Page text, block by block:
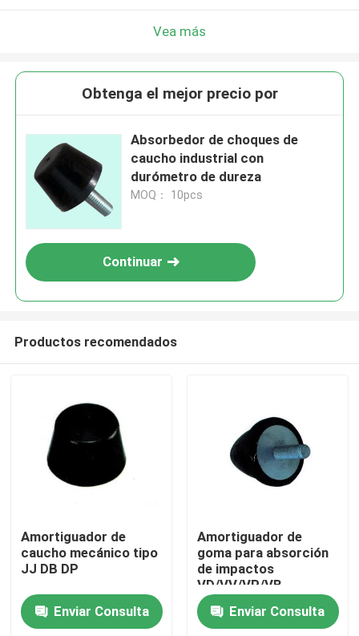
En casa
Productos
Vea más
Obtenga el mejor precio por
Absorbedor de choques de
caucho industrial con
durómetro de dureza
MOQ： 10pcs
Continuar
Productos recomendados
Amortiguador de
caucho mecánico tipo
JJ DB DP
Enviar Consulta
Amortiguador de
goma para absorción
de impactos
VD/VV/VP/VB
Enviar Consulta